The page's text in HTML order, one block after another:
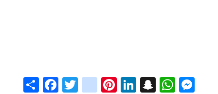
ShareFacebook
Twitter
instagram
Pinterest
LinkedIn
Snapchat